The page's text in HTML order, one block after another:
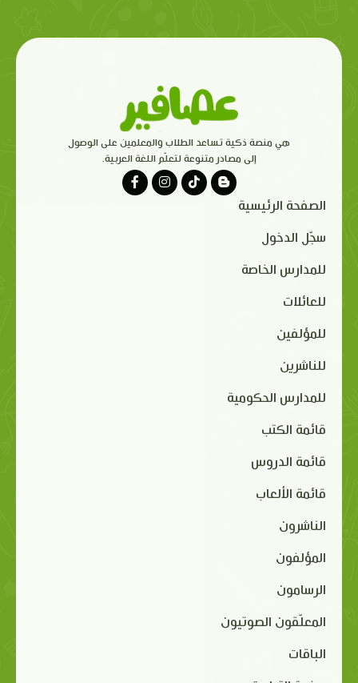
هي منصة ذكية تساعد الطلاب والمعلمين على الوصول
إلى مصادر متنوعة لتعلّم اللغة العربية.
الصفحة الرئيسية
سجّل الدخول
للمدارس الخاصة
للعائلات
للمؤلفين
للناشرين
للمدارس الحكومية
قائمة الكتب
قائمة الدروس
قائمة الألعاب
الناشرون
المؤلفون
الرسامون
المعلّقون الصوتيون
الباقات